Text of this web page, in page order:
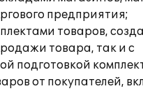
предприятия;
товаров,
товара, так и с
подготовкой
от покупателей,